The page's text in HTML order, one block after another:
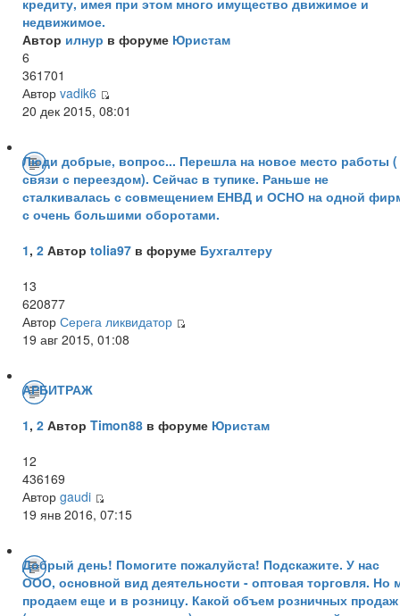
недвижимое.
Автор илнур в форуме Юристам
6
361701
Автор vadik6
20 дек 2015, 08:01
Люди добрые, вопрос... Перешла на новое место работы
связи с переездом). Сейчас в тупике. Раньше не
сталкивалась с совмещением ЕНВД и ОСНО на одной
с очень большими оборотами.
1, 2 Автор tolia97 в форуме Бухгалтеру
13
620877
Автор Серега ликвидатор
19 авг 2015, 01:08
АРБИТРАЖ
1, 2 Автор Timon88 в форуме Юристам
12
436169
Автор gaudi
19 янв 2016, 07:15
Добрый день! Помогите пожалуйста! Подскажите. У нас
ООО, основной вид деятельности - оптовая торговля. Но
продаем еще и в розницу. Какой объем розничных продаж